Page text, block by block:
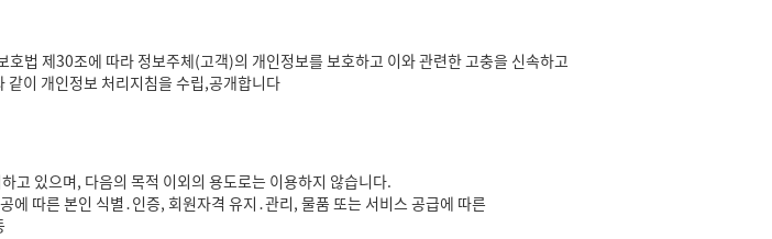
법 제30조에 따라 정보주체(고객)의 개인정보를 보호하고 이와 관련한 고충을 신속하고
같이 개인정보 처리지침을 수립,공개합니다
고 있으며, 다음의 목적 이외의 용도로는 이용하지 않습니다.
에 따른 본인 식별․인증, 회원자격 유지․관리, 물품 또는 서비스 공급에 따른